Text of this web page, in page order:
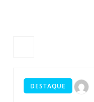
DESTAQUE